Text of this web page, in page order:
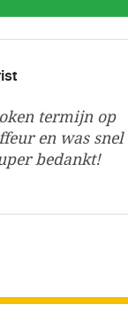
termijn op
en was snel
bedankt!